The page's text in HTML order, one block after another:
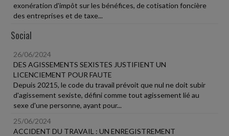
exonération d'impôt sur les bénéfices, de cotisation foncière
des entreprises et de taxe...
Social
26/06/2024
DES AGISSEMENTS SEXISTES JUSTIFIENT UN
LICENCIEMENT POUR FAUTE
Depuis 20215, le code du travail prévoit que nul ne doit subir
d'agissement sexiste, défini comme tout agissement lié au
sexe d'une personne, ayant pour...
25/06/2024
ACCIDENT DU TRAVAIL : UN ENREGISTREMENT